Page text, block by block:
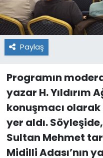
Paylaş
Programın
yazar H. Yıldırım
konuşmacı olarak
yer aldı.
Sultan Mehmet
Midilli Adası’nın